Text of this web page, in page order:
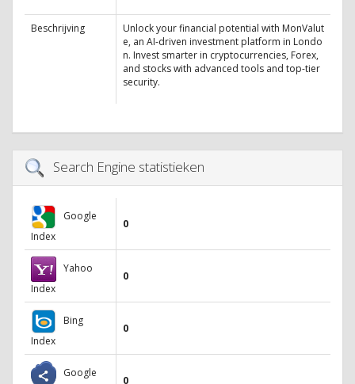
Beschrijving
Unlock your financial potential with MonValut
e, an AI-driven investment platform in Londo
n. Invest smarter in cryptocurrencies, Forex,
and stocks with advanced tools and top-tier
security.
Search Engine statistieken
Google
Index
0
Yahoo
Index
0
Bing
Index
0
Google
0